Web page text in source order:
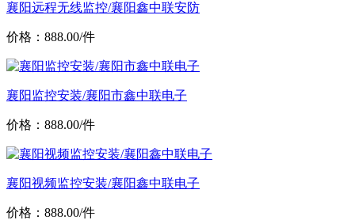
襄阳远程无线监控/襄阳鑫中联安防
价格：888.00/件
襄阳监控安装/襄阳市鑫中联电子
价格：888.00/件
襄阳视频监控安装/襄阳鑫中联电子
价格：888.00/件